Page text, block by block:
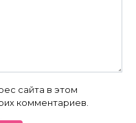
сайта в этом
комментариев.